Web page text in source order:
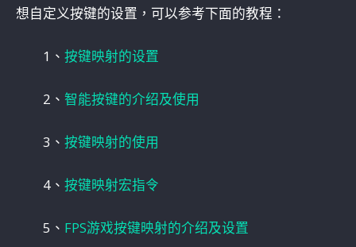
想自定义按键的设置，可以参考下面的教程：
1、 按键映射的设置
2、 智能按键的介绍及使用
3、 按键映射的使用
4、 按键映射宏指令
5、 FPS游戏按键映射的介绍及设置